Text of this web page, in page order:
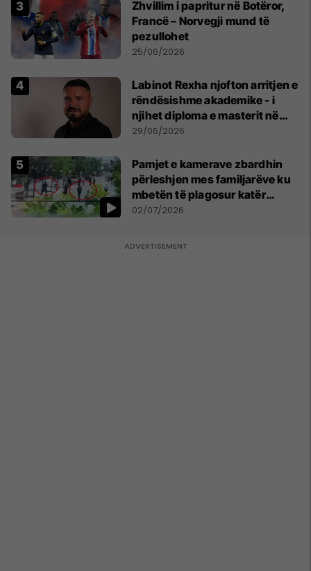
Zhvillim i papritur në Botëror,
Francë – Norvegji mund të
pezullohet
25/06/2026
Labinot Rexha njofton arritjen e
rëndësishme akademike - i
njihet diploma e masterit në
Psikologji në Zvicër
29/06/2026
Pamjet e kamerave zbardhin
përleshjen mes familjarëve ku
mbetën të plagosur katër
persona
02/07/2026